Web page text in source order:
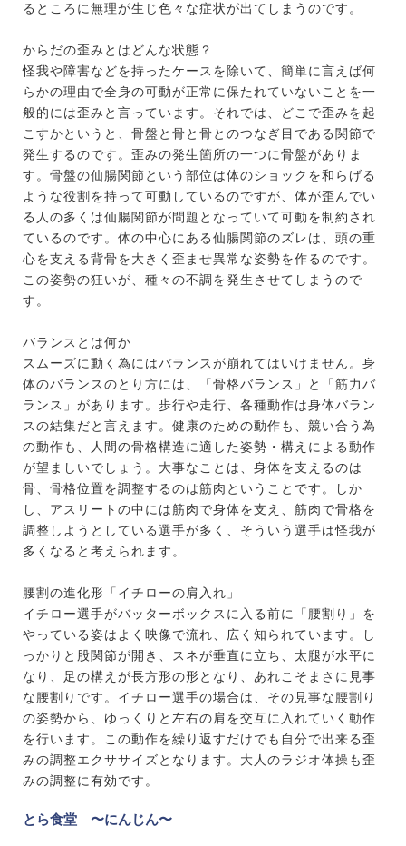
るところに無理が生じ色々な症状が出てしまうのです。
からだの歪みとはどんな状態？
怪我や障害などを持ったケースを除いて、簡単に言えば何
らかの理由で全身の可動が正常に保たれていないことを一
般的には歪みと言っています。それでは、どこで歪みを起
こすかというと、骨盤と骨と骨とのつなぎ目である関節で
発生するのです。歪みの発生箇所の一つに骨盤がありま
す。骨盤の仙腸関節という部位は体のショックを和らげる
ような役割を持って可動しているのですが、体が歪んでい
る人の多くは仙腸関節が問題となっていて可動を制約され
ているのです。体の中心にある仙腸関節のズレは、頭の重
心を支える背骨を大きく歪ませ異常な姿勢を作るのです。
この姿勢の狂いが、種々の不調を発生させてしまうので
す。
バランスとは何か
スムーズに動く為にはバランスが崩れてはいけません。身
体のバランスのとり方には、「骨格バランス」と「筋力バ
ランス」があります。歩行や走行、各種動作は身体バラン
スの結集だと言えます。健康のための動作も、競い合う為
の動作も、人間の骨格構造に適した姿勢・構えによる動作
が望ましいでしょう。大事なことは、身体を支えるのは
骨、骨格位置を調整するのは筋肉ということです。しか
し、アスリートの中には筋肉で身体を支え、筋肉で骨格を
調整しようとしている選手が多く、そういう選手は怪我が
多くなると考えられます。
腰割の進化形「イチローの肩入れ」
イチロー選手がバッターボックスに入る前に「腰割り」を
やっている姿はよく映像で流れ、広く知られています。し
っかりと股関節が開き、スネが垂直に立ち、太腿が水平に
なり、足の構えが長方形の形となり、あれこそまさに見事
な腰割りです。イチロー選手の場合は、その見事な腰割り
の姿勢から、ゆっくりと左右の肩を交互に入れていく動作
を行います。この動作を繰り返すだけでも自分で出来る歪
みの調整エクササイズとなります。大人のラジオ体操も歪
みの調整に有効です。
とら食堂 〜にんじん〜